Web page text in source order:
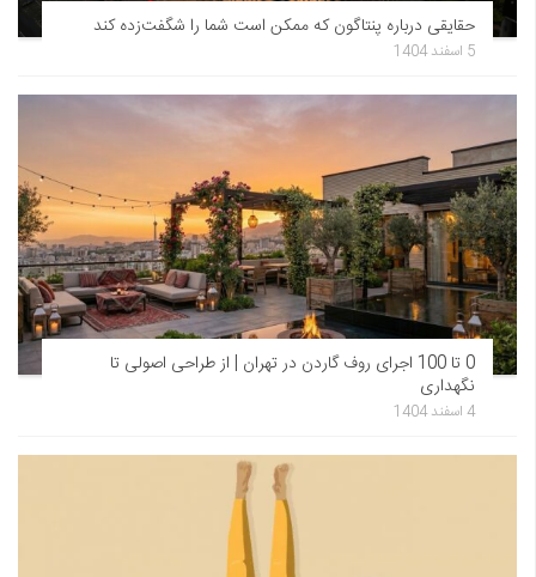
حقایقی درباره پنتاگون که ممکن است شما را شگفت‌زده کند
5 اسفند 1404
0 تا 100 اجرای روف گاردن در تهران | از طراحی اصولی تا
نگهداری
4 اسفند 1404